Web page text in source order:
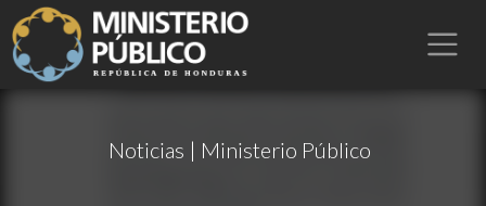
Noticias | Ministerio Público